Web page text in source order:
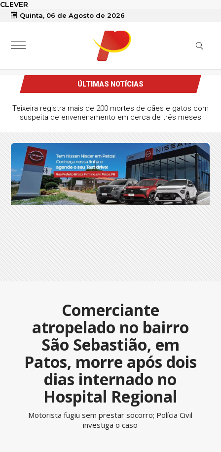
CLEVER
Quinta, 06 de Agosto de 2026
ÚLTIMAS NOTÍCIAS
Teixeira registra mais de 200 mortes de cães e gatos com
suspeita de envenenamento em cerca de três meses
Comerciante
atropelado no bairro
São Sebastião, em
Patos, morre após dois
dias internado no
Hospital Regional
Motorista fugiu sem prestar socorro; Polícia Civil
investiga o caso